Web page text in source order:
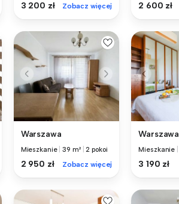
3 200 zł Zobacz więcej 2 600 zł
Warszawa
Mieszkanie |39 m² |2 pokoi
2 950 zł Zobacz więcej
Warszawa
Mieszkanie
3 190 zł